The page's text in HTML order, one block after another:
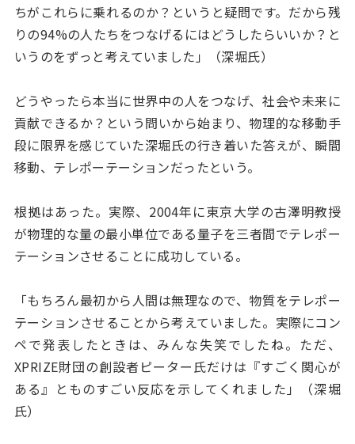
ちがこれらに乗れるのか？というと疑問です。だから残
りの94%の人たちをつなげるにはどうしたらいいか？と
いうのをずっと考えていました」（深堀氏）
どうやったら本当に世界中の人をつなげ、社会や未来に
貢献できるか？という問いから始まり、物理的な移動手
段に限界を感じていた深堀氏の行き着いた答えが、瞬間
移動、テレポーテーションだったという。
根拠はあった。実際、2004年に東京大学の古澤明教授
が物理的な量の最小単位である量子を三者間でテレポー
テーションさせることに成功している。
「もちろん最初から人間は無理なので、物質をテレポー
テーションさせることから考えていました。実際にコン
ペで発表したときは、みんな失笑でしたね。ただ、
XPRIZE財団の創設者ピーター氏だけは『すごく関心が
ある』とものすごい反応を示してくれました」（深堀
氏）